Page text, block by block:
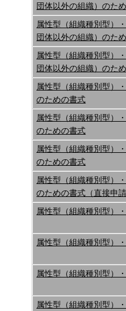
団体以外の組織）のた
属性型（組織種別型）
団体以外の組織）のた
属性型（組織種別型）
団体以外の組織）のた
属性型（組織種別型）
のための書式
属性型（組織種別型）
のための書式
属性型（組織種別型）
のための書式
属性型（組織種別型）
のための書式（直接申請
属性型（組織種別型）
属性型（組織種別型）
属性型（組織種別型）
属性型（組織種別型）